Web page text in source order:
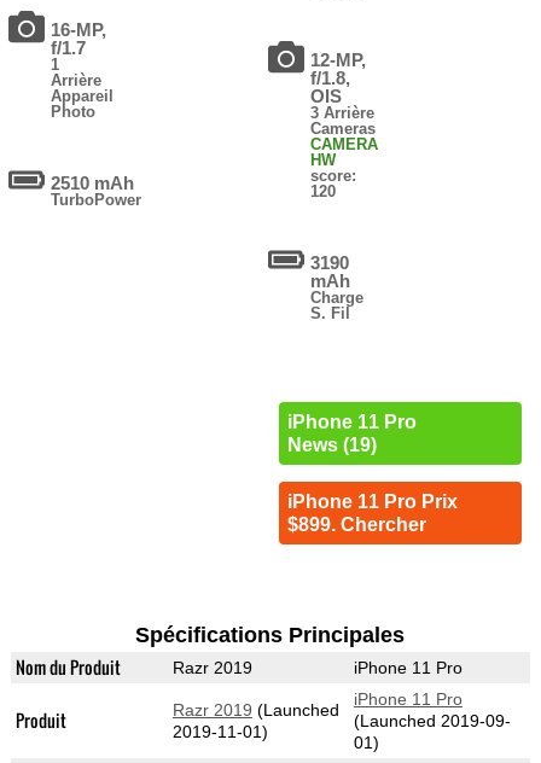
16-MP,
f/1.7
1
Arrière
Appareil
Photo
2510 mAh
TurboPower
12-MP,
f/1.8,
OIS
3 Arrière
Cameras
CAMERA
HW
score:
120
3190
mAh
Charge
S. Fil
iPhone 11 Pro
News (19)
iPhone 11 Pro Prix
$899. Chercher
Spécifications Principales
Nom du Produit Razr 2019 iPhone 11 Pro
Produit Razr 2019 (Launched
2019-11-01)
iPhone 11 Pro
(Launched 2019-09-
01)